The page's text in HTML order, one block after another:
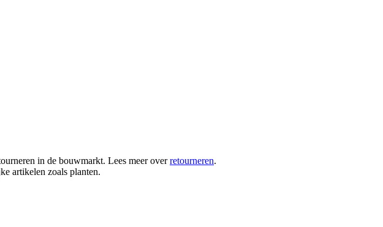
in de bouwmarkt. Lees meer overretourneren.
artikelen zoals planten.